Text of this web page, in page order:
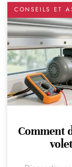
CONSEILS ET
Comment